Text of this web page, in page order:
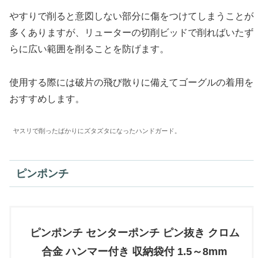
やすりで削ると意図しない部分に傷をつけてしまうことが
多くありますが、リューターの切削ビッドで削ればいたず
らに広い範囲を削ることを防げます。
使用する際には破片の飛び散りに備えてゴーグルの着用を
おすすめします。
ヤスリで削ったばかりにズタズタになったハンドガード。
ピンポンチ
ピンポンチ センターポンチ ピン抜き クロム
合金 ハンマー付き 収納袋付 1.5～8mm